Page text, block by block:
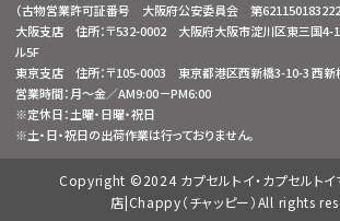
（古物営業許可証番号 大阪府公安委員会 第621150183222
大阪支店 住所：〒532-0002 大阪府大阪市淀川区東三国4-1-
ル5F
東京支店 住所：〒105-0003 東京都港区西新橋3-10-3 西新
営業時間：月～金／AM9:00－PM6:00
※定休日：土曜・日曜・祝日
※土・日・祝日の出荷作業は行っておりません。
Copyright ©2024 カプセルトイ・カプセルト
店|Chappy（チャッピー）All rights